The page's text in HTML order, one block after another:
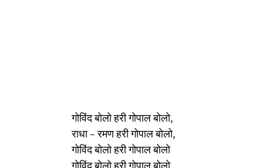
गोविंद बोलो हरी गोपाल बोलो,
राधा – रमण हरी गोपाल बोलो,
गोविंद बोलो हरी गोपाल बोलो